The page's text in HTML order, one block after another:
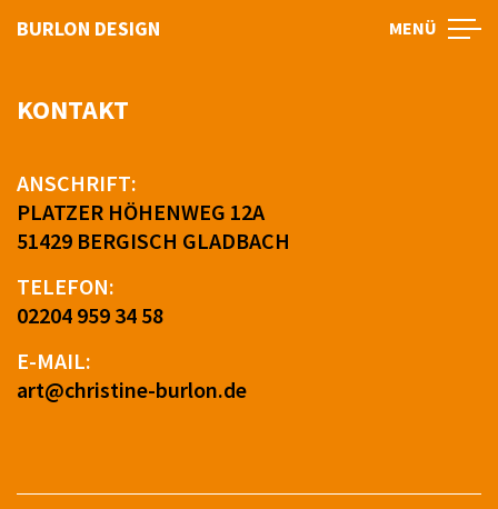
BURLON DESIGN MENÜ
KONTAKT
ANSCHRIFT:
PLATZER HÖHENWEG 12A
51429 BERGISCH GLADBACH
TELEFON:
02204 959 34 58
E-MAIL:
art@christine-burlon.de